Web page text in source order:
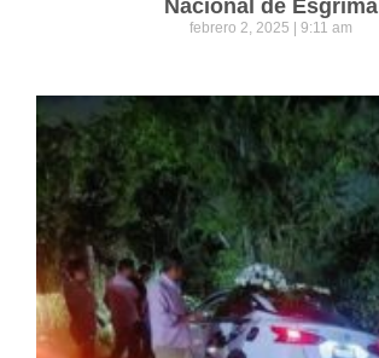
Nacional de Esgrima
febrero 2, 2025 9:11 am